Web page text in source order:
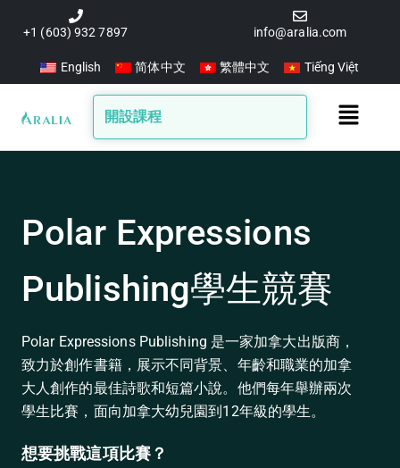
要
+1 (603) 932 7897 info@aralia.com
English 简体中文 繁體中文 Tiếng Việt
開設課程
Main
Polar Expressions
Publishing學生競賽
Polar Expressions Publishing 是一家加拿大出版商，
致力於創作書籍，展示不同背景、年齡和職業的加拿
大人創作的最佳詩歌和短篇小說。他們每年舉辦兩次
學生比賽，面向加拿大幼兒園到12年級的學生。
想要挑戰這項比賽？